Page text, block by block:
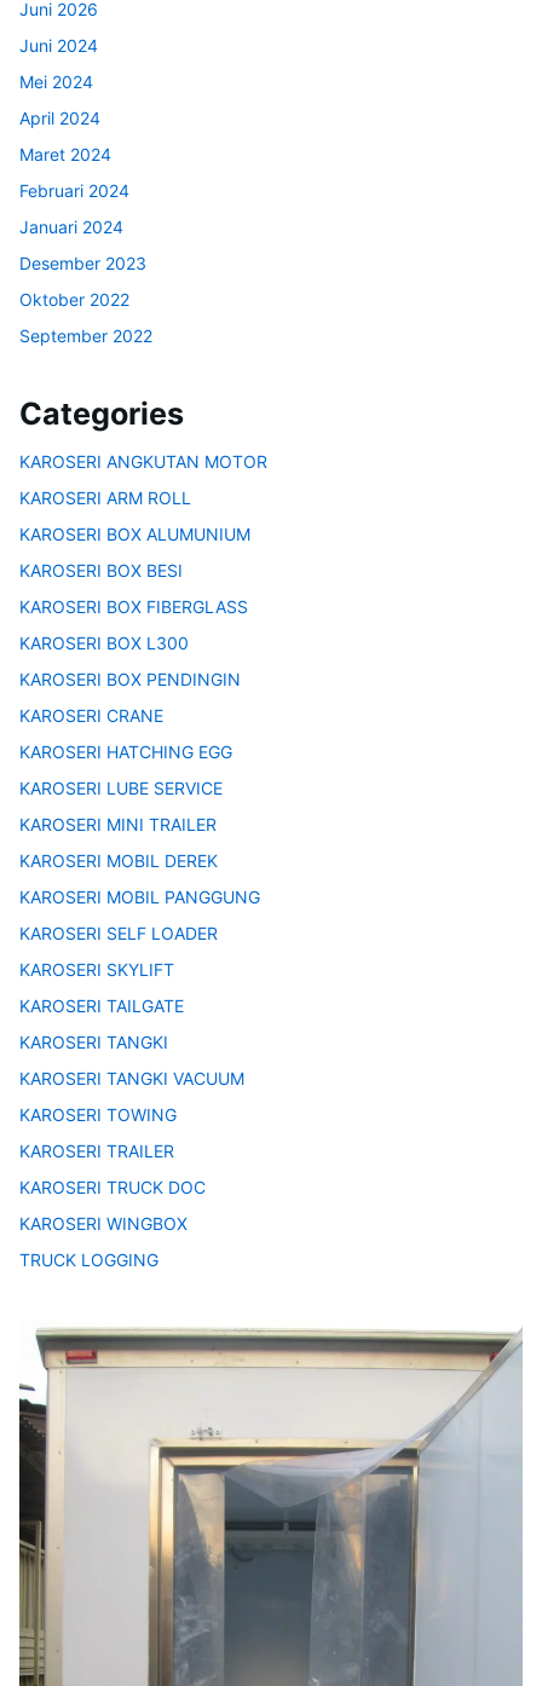
Juni 2026
Juni 2024
Mei 2024
April 2024
Maret 2024
Februari 2024
Januari 2024
Desember 2023
Oktober 2022
September 2022
Categories
KAROSERI ANGKUTAN MOTOR
KAROSERI ARM ROLL
KAROSERI BOX ALUMUNIUM
KAROSERI BOX BESI
KAROSERI BOX FIBERGLASS
KAROSERI BOX L300
KAROSERI BOX PENDINGIN
KAROSERI CRANE
KAROSERI HATCHING EGG
KAROSERI LUBE SERVICE
KAROSERI MINI TRAILER
KAROSERI MOBIL DEREK
KAROSERI MOBIL PANGGUNG
KAROSERI SELF LOADER
KAROSERI SKYLIFT
KAROSERI TAILGATE
KAROSERI TANGKI
KAROSERI TANGKI VACUUM
KAROSERI TOWING
KAROSERI TRAILER
KAROSERI TRUCK DOC
KAROSERI WINGBOX
TRUCK LOGGING